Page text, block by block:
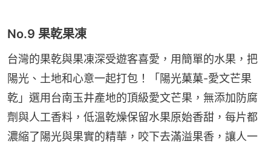
No.9 果乾果凍
台灣的果乾與果凍深受遊客喜愛，用簡單的水果，把
陽光、土地和心意一起打包！「陽光菓菓-愛文芒果
乾」選用台南玉井產地的頂級愛文芒果，無添加防腐
劑與人工香料，低溫乾燥保留水果原始香甜，每片都
濃縮了陽光與果實的精華，咬下去滿溢果香，讓人一